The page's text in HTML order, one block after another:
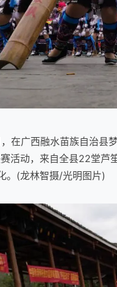
在广西融水苗族自治县
活动，来自全县22堂芦
。(龙林智摄/光明图片)